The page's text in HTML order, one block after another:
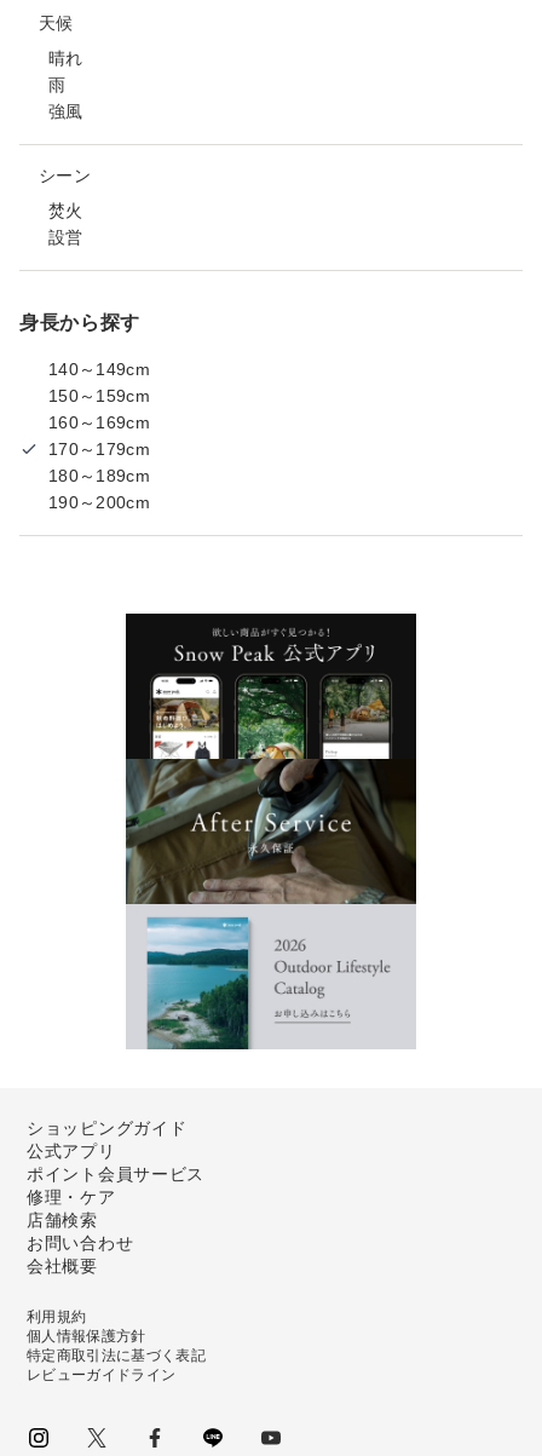
天候
晴れ
雨
強風
シーン
焚火
設営
身長から探す
140～149cm
150～159cm
160～169cm
170～179cm
180～189cm
190～200cm
ショッピングガイド
公式アプリ
ポイント会員サービス
修理・ケア
店舗検索
お問い合わせ
会社概要
利用規約
個人情報保護方針
特定商取引法に基づく表記
レビューガイドライン